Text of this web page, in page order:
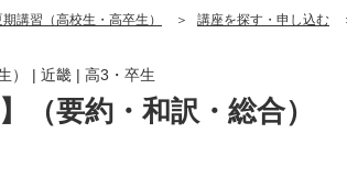
期講習（高校生・高卒生） 講座を探す・申し込む
（要約・和訳・総合）
） | 近畿 | 高3・卒生